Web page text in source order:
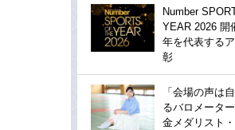
Number
YEAR 2026 開
年を代表する
彰
「会場の声は
るバロメータ
金メダリスト